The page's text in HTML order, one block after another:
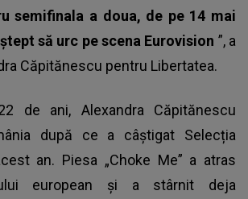
semifinala a doua, de pe 14 mai
să urc pe scena Eurovision ”, a
Căpitănescu pentru Libertatea.
de ani, Alexandra Căpitănescu
după ce a câștigat Selecția
an. Piesa „Choke Me” a atras
european și a stârnit deja